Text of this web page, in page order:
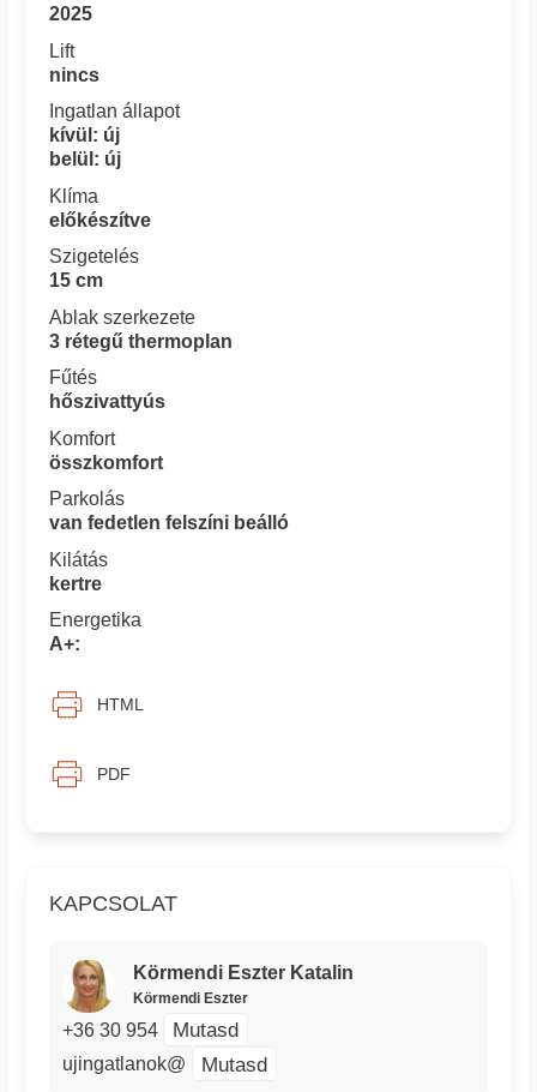
KAPCSOLAT
Körmendi Eszter Katalin
Körmendi Eszter
+36 30 954 Mutasd
ujingatlanok@ Mutasd
2025
Lift
nincs
Ingatlan állapot
kívül: új
belül: új
Klíma
előkészítve
Szigetelés
15 cm
Ablak szerkezete
3 rétegű thermoplan
Fűtés
hőszivattyús
Komfort
összkomfort
Parkolás
van fedetlen felszíni beálló
Kilátás
kertre
Energetika
A+:
HTML
PDF